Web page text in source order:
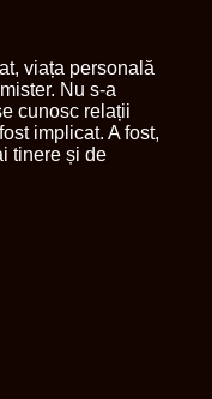
viața personală
Nu s-a
cunosc relații
implicat. A fost,
tinere și de